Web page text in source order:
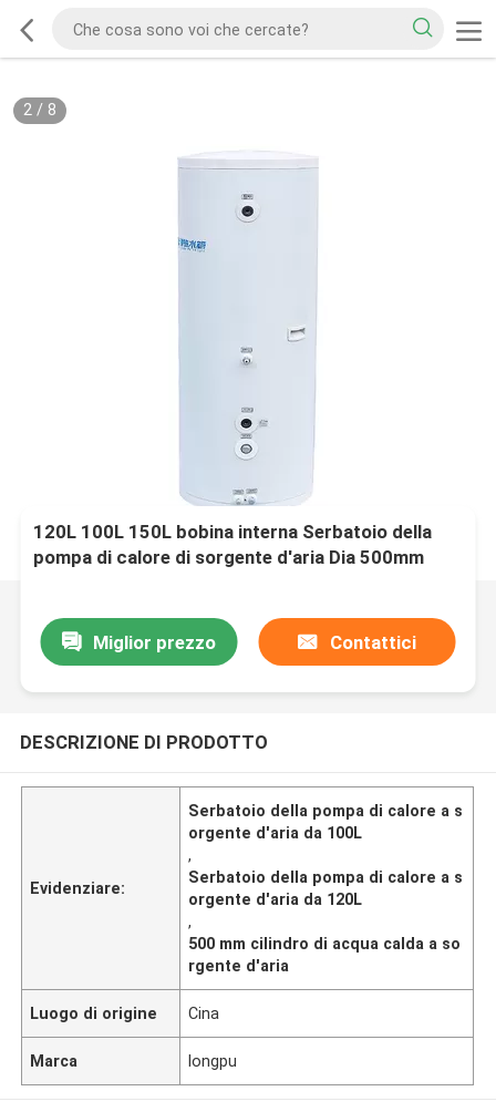
2/ 8
120L 100L 150L bobina interna Serbatoio della
pompa di calore di sorgente d'aria Dia 500mm
Miglior prezzo Contattici
DESCRIZIONE DI PRODOTTO
Evidenziare:
Serbatoio della pompa di calore a s
orgente d'aria da 100L
,
Serbatoio della pompa di calore a s
orgente d'aria da 120L
,
500 mm cilindro di acqua calda a so
rgente d'aria
Luogo di origine Cina
Marca longpu